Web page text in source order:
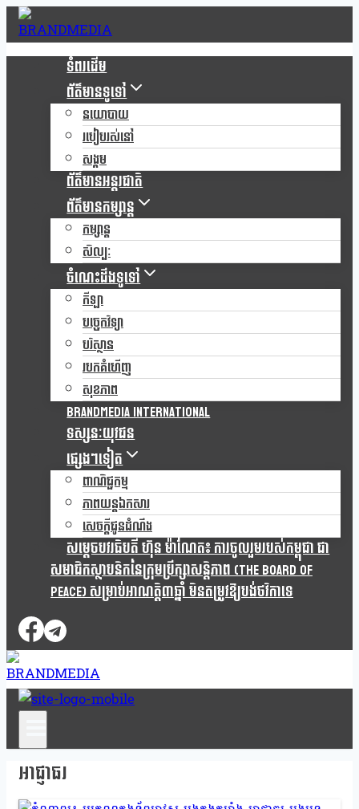
Skip
to
content ទំពរដើម
ព័ត៌មានទូទៅ
នយោបាយ
របៀបរស់នៅ
សង្គម
ព័ត៌មានអន្តរជាតិ
ព័ត៌មានកម្សាន្ត
កម្សាន្ត
សិល្បៈ
ចំណេះដឹងទូទៅ
កីឡា
បច្ចេកវិទ្យា
បរិស្ថាន
របកគំហើញ
សុខភាព
Brandmedia international
ទស្សនៈយុវជន
ផ្សេងៗទៀត
ពាណិជ្ជកម្ម
ភាពយន្តឯកសារ
សេចក្តីជូនដំណឹង
សម្តេចបវរធិបតី ហ៊ុន ម៉ាណែត៖ ការចូលរួមរបស់កម្ពុជា ជា
សមាជិកស្ថាបនិកនៃក្រុមប្រឹក្សាសន្តិភាព (The Board Of
Peace) សម្រាប់អាណត្តិ៣ឆ្នាំ មិនតម្រូវឱ្យបង់ថវិកាទេ
អាជ្ញាធរ